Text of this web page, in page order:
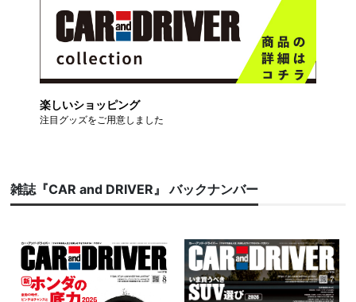
楽しいショッピング
注目グッズをご用意しました
雑誌『CAR and DRIVER』 バックナンバー